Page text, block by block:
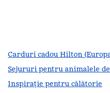
Carduri cadou Hilton
Sejururi pentru animalele
Inspirație pentru călătorie